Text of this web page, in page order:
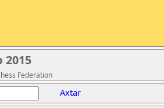
Federation
Axtar